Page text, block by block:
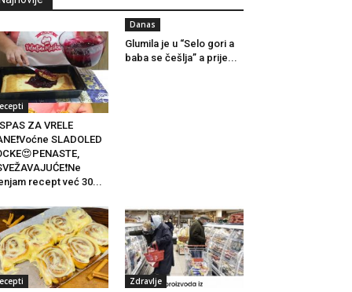
ZA VRELE
SLADOLED
recept već 30...
Danas
Glumila je u “Selo gori a
baba se češlja” a prije...
Zdravlje